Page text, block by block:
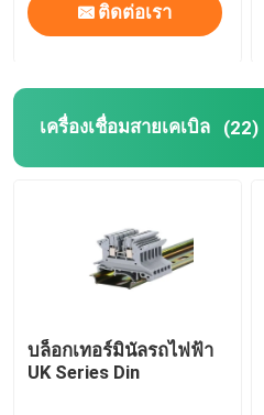
ติดต่อเรา
เครื่องเชื่อมสายเคเบิล (22)
บล็อกเทอร์มินัลรถไฟฟ้า
UK Series Din